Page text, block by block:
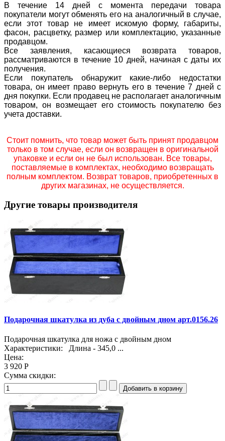
В течение 14 дней с момента передачи товара
покупатели могут обменять его на аналогичный в случае,
если этот товар не имеет искомую форму, габариты,
фасон, расцветку, размер или комплектацию, указанные
продавцом.
Все заявления, касающиеся возврата товаров,
рассматриваются в течение 10 дней, начиная с даты их
получения.
Если покупатель обнаружит какие-либо недостатки
товара, он имеет право вернуть его в течение 7 дней с
дня покупки. Если продавец не располагает аналогичным
товаром, он возмещает его стоимость покупателю без
учета доставки.
Стоит помнить, что товар может быть принят продавцом
только в том случае, если он возвращен в оригинальной
упаковке и если он не был использован. Все товары,
поставляемые в комплектах, необходимо возвращать
полным комплектом. Возврат товаров, приобретенных в
других магазинах, не осуществляется.
Другие товары производителя
Подарочная шкатулка из дуба с двойным дном арт.0156.26
Подарочная шкатулка для ножа с двойным дном
Характеристики: Длина - 345,0 ...
Цена:
3 920 Р
Сумма скидки: